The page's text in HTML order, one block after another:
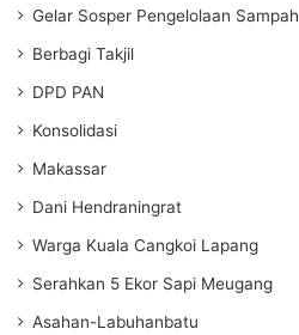
Gelar Sosper Pengelolaan Sampah
Berbagi Takjil
DPD PAN
Konsolidasi
Makassar
Dani Hendraningrat
Warga Kuala Cangkoi Lapang
Serahkan 5 Ekor Sapi Meugang
Asahan-Labuhanbatu